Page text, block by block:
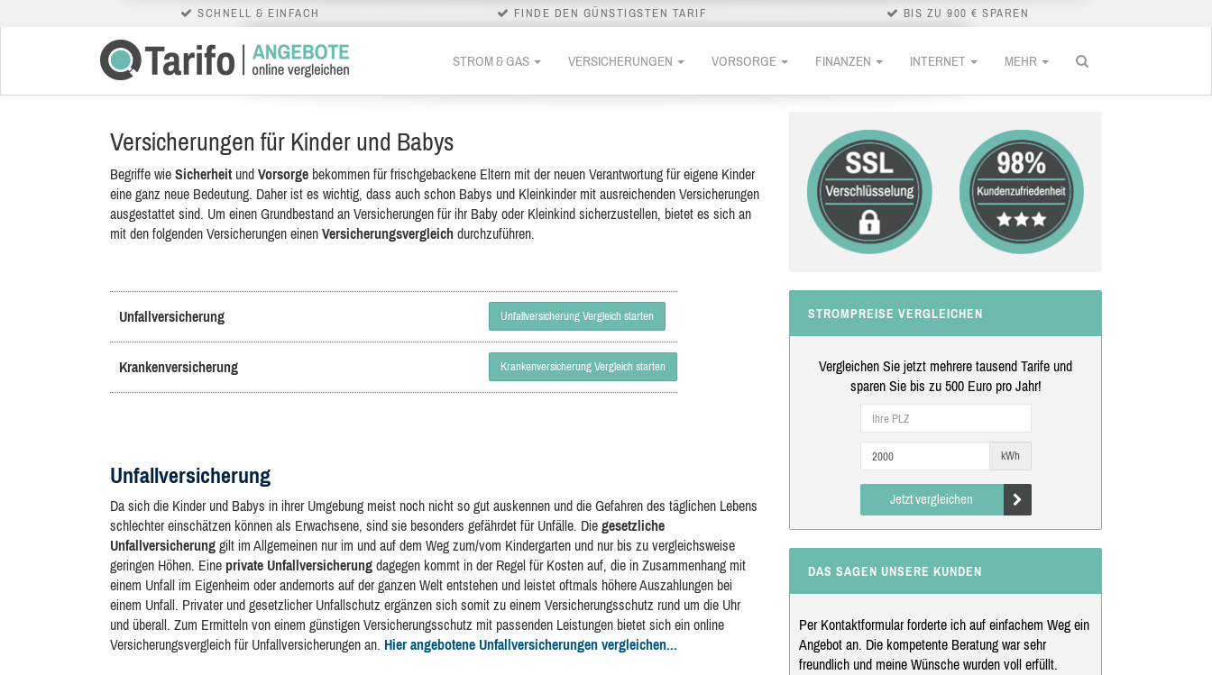
SCHNELL & EINFACH FINDE DEN GÜNSTIGSTEN TARIF BIS ZU 900 € SPAREN
STROM & GAS VERSICHERUNGEN VORSORGE FINANZEN INTERNET MEHR
Versicherungen für Kinder und Babys
Begriffe wie Sicherheitund Vorsorge bekommen für frischgebackene Eltern mit der neuen Verantwortung für eigene Kinder
eine ganz neue Bedeutung. Daher ist es wichtig, dass auch schon Babys und Kleinkinder mit ausreichenden Versicherungen
ausgestattet sind. Um einen Grundbestand an Versicherungen für ihr Baby oder Kleinkind sicherzustellen, bietet es sich an
mit den folgenden Versicherungen einen Versicherungsvergleich durchzuführen.
Unfallversicherung Unfallversicherung Vergleich starten
Krankenversicherung Krankenversicherung Vergleich starten
Unfallversicherung
Da sich die Kinder und Babys in ihrer Umgebung meist noch nicht so gut auskennen und die Gefahren des täglichen Lebens
schlechter einschätzen können als Erwachsene, sind sie besonders gefährdet für Unfälle. Die gesetzliche
Unfallversicherung gilt im Allgemeinen nur im und auf dem Weg zum/vom Kindergarten und nur bis zu vergleichsweise
geringen Höhen. Eine private Unfallversicherung dagegen kommt in der Regel für Kosten auf, die in Zusammenhang mit
einem Unfall im Eigenheim oder andernorts auf der ganzen Welt entstehen und leistet oftmals höhere Auszahlungen bei
einem Unfall. Privater und gesetzlicher Unfallschutz ergänzen sich somit zu einem Versicherungsschutz rund um die Uhr
und überall. Zum Ermitteln von einem günstigen Versicherungsschutz mit passenden Leistungen bietet sich ein online
Versicherungsvergleich für Unfallversicherungen an. Hier angebotene Unfallversicherungen vergleichen...
STROMPREISE VERGLEICHEN
Vergleichen Sie jetzt mehrere tausend Tarife und
sparen Sie bis zu 500 Euro pro Jahr!
kWh
Jetzt vergleichen
DAS SAGEN UNSERE KUNDEN
Per Kontaktformular forderte ich auf einfachem Weg ein
Angebot an. Die kompetente Beratung war sehr
freundlich und meine Wünsche wurden voll erfüllt.